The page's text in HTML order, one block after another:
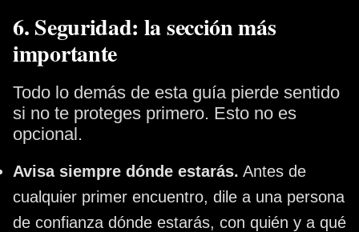
6. Seguridad: la sección más
importante
Todo lo demás de esta guía pierde sentido
si no te proteges primero. Esto no es
opcional.
Avisa siempre dónde estarás. Antes de
cualquier primer encuentro, dile a una persona
de confianza dónde estarás, con quién y a qué